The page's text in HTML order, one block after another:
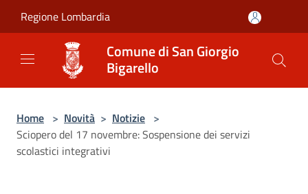
Regione Lombardia
Comune di San Giorgio
Bigarello
Home > Novità > Notizie >
Sciopero del 17 novembre: Sospensione dei servizi
scolastici integrativi